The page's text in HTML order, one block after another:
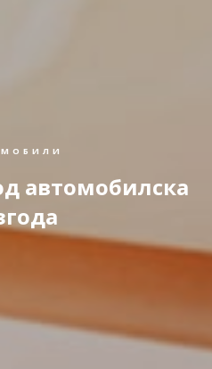
автомобилска